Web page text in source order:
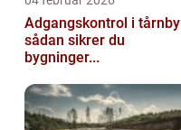
Adgangskontrol i tårnby
sådan sikrer du
bygninger...